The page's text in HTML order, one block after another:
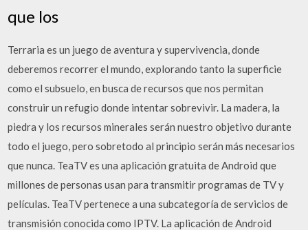
que los
Terraria es un juego de aventura y supervivencia, donde
deberemos recorrer el mundo, explorando tanto la superficie
como el subsuelo, en busca de recursos que nos permitan
construir un refugio donde intentar sobrevivir. La madera, la
piedra y los recursos minerales serán nuestro objetivo durante
todo el juego, pero sobretodo al principio serán más necesarios
que nunca. TeaTV es una aplicación gratuita de Android que
millones de personas usan para transmitir programas de TV y
películas. TeaTV pertenece a una subcategoría de servicios de
transmisión conocida como IPTV. La aplicación de Android